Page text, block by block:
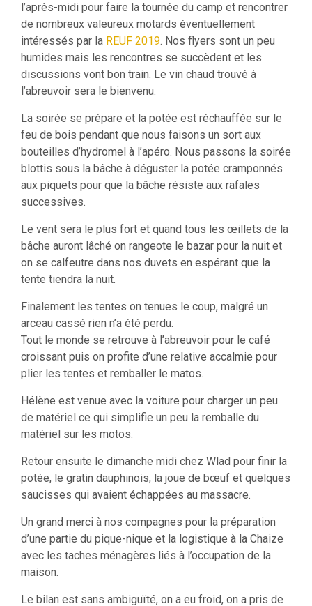
l’après-midi pour faire la tournée du camp et rencontrer
de nombreux valeureux motards éventuellement
intéressés par la REUF 2019. Nos flyers sont un peu
humides mais les rencontres se succèdent et les
discussions vont bon train. Le vin chaud trouvé à
l’abreuvoir sera le bienvenu.
La soirée se prépare et la potée est réchauffée sur le
feu de bois pendant que nous faisons un sort aux
bouteilles d’hydromel à l’apéro. Nous passons la soirée
blottis sous la bâche à déguster la potée cramponnés
aux piquets pour que la bâche résiste aux rafales
successives.
Le vent sera le plus fort et quand tous les œillets de la
bâche auront lâché on rangeote le bazar pour la nuit et
on se calfeutre dans nos duvets en espérant que la
tente tiendra la nuit.
Finalement les tentes on tenues le coup, malgré un
arceau cassé rien n’a été perdu.
Tout le monde se retrouve à l’abreuvoir pour le café
croissant puis on profite d’une relative accalmie pour
plier les tentes et remballer le matos.
Hélène est venue avec la voiture pour charger un peu
de matériel ce qui simplifie un peu la remballe du
matériel sur les motos.
Retour ensuite le dimanche midi chez Wlad pour finir la
potée, le gratin dauphinois, la joue de bœuf et quelques
saucisses qui avaient échappées au massacre.
Un grand merci à nos compagnes pour la préparation
d’une partie du pique-nique et la logistique à la Chaize
avec les taches ménagères liés à l’occupation de la
maison.
Le bilan est sans ambiguïté, on a eu froid, on a pris de